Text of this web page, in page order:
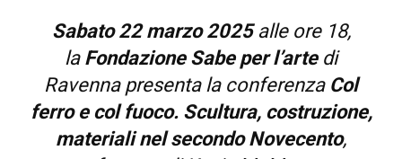
Sabato 22 marzo 2025alle ore 18,
la Fondazione Sabe per l’arte di
Ravenna presenta la conferenza Col
ferro e col fuoco. Scultura, costruzione,
materiali nel secondo Novecento,